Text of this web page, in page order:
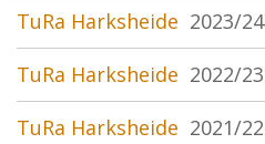
TuRa Harksheide 2023/24
TuRa Harksheide 2022/23
TuRa Harksheide 2021/22